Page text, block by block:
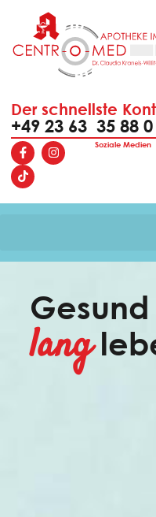
Der schnellste
+49 23 63 35 88 0
Soziale Medien
Gesund
lang